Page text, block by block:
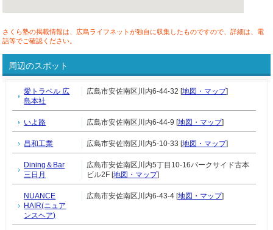
さくら塾の掲載情報は、広島ライフネットが独自に収集したものですので、詳細は、電
話等でご確認ください。
周辺のスポット
愛トラベル 広
島本社
広島市安佐南区川内6-44-32 [地図・マップ]
いよ路 広島市安佐南区川内6-44-9 [地図・マップ]
昌和工業 広島市安佐南区川内5-10-33 [地図・マップ]
Dining＆Bar
三日月
広島市安佐南区川内5丁目10-16パークサイド古本
ビル2F [地図・マップ]
NUANCE
HAIR(ニュア
ンスヘア)
広島市安佐南区川内6-43-4 [地図・マップ]